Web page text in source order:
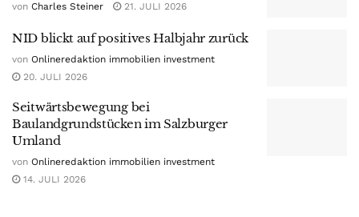
von Charles Steiner 21. JULI 2026
NID blickt auf positives Halbjahr zurück
von Onlineredaktion immobilien investment
20. JULI 2026
Seitwärtsbewegung bei
Baulandgrundstücken im Salzburger
Umland
von Onlineredaktion immobilien investment
14. JULI 2026